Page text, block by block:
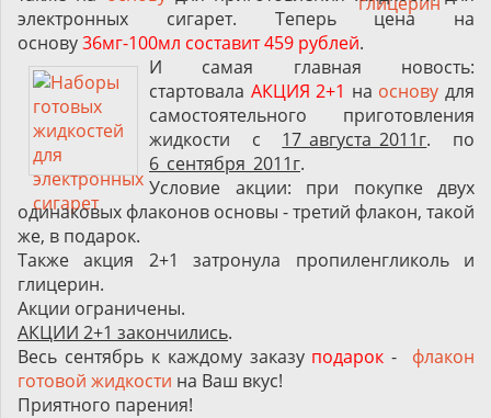
электронных сигарет. Теперь цена на
основу36мг-100мл составит459 рублей.
И самая главная новость:
стартовала АКЦИЯ 2+1 на основу для
самостоятельного приготовления
жидкости с 17_августа_2011г. по
6_сентября_2011г.
Условие акции: при покупке двух
одинаковых флаконов основы - третий флакон, такой
же, в подарок.
Также акция 2+1 затронула пропиленгликоль и
глицерин.
Акции ограничены.
АКЦИИ 2+1 закончились.
Весь сентябрь к каждому заказу подарок- флакон
готовой жидкости на Ваш вкус!
Приятного парения!